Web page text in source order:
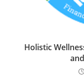
Holistic